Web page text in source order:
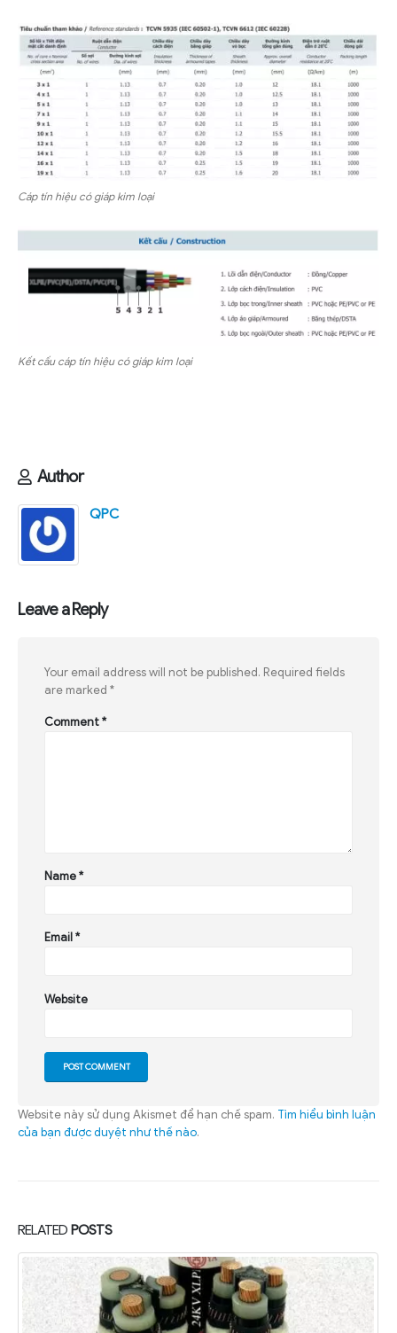
Cáp tín hiệu có giáp kim loại
Kết cấu cáp tín hiệu có giáp kim loại
Author
QPC
Leave a Reply
Your email address will not be published. Required fields
are marked *
Comment*
Name*
Email*
Website
Website này sử dụng Akismet để hạn chế spam. Tìm hiểu bình luận
của bạn được duyệt như thế nào.
RELATED POSTS